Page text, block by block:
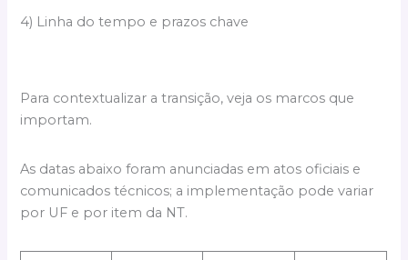
4) Linha do tempo e prazos chave
Para contextualizar a transição, veja os marcos que
importam.
As datas abaixo foram anunciadas em atos oficiais e
comunicados técnicos; a implementação pode variar
por UF e por item da NT.